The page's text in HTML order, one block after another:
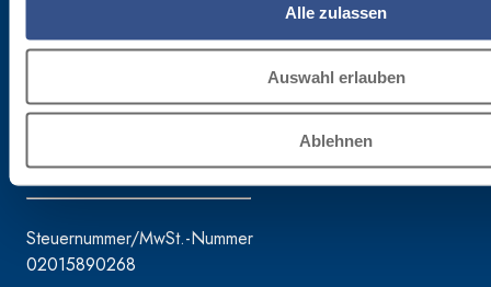
Alle zulassen
Auswahl erlauben
Ablehnen
31027 Spresiano (TV)
Fax +39.0422.887509
Steuernummer/MwSt.-Nummer
02015890268